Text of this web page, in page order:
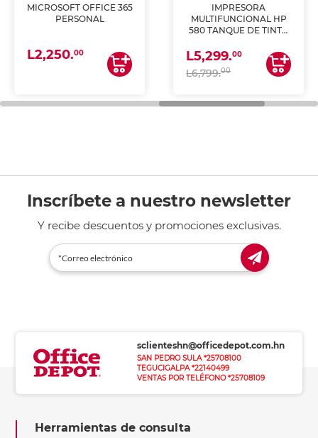
MICROSOFT OFFICE 365
PERSONAL
L2,250.00
IMPRESORA
MULTIFUNCIONAL HP
580 TANQUE DE TINTA
ESCANEA)
L5,299.00
L6,799.00
Inscríbete a nuestro newsletter
Y recibe descuentos y promociones exclusivas.
sclienteshn@officedepot.com.hn
SAN PEDRO SULA *25708100
TEGUCIGALPA *22140499
VENTAS POR TELÉFONO *25708109
Herramientas de consulta